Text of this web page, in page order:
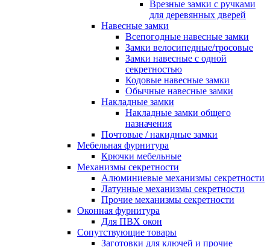
Врезные замки с ручками
для деревянных дверей
Навесные замки
Всепогодные навесные замки
Замки велосипедные/тросовые
Замки навесные с одной
секретностью
Кодовые навесные замки
Обычные навесные замки
Накладные замки
Накладные замки общего
назначения
Почтовые / накидные замки
Мебельная фурнитура
Крючки мебельные
Механизмы секретности
Алюминиевые механизмы секретности
Латунные механизмы секретности
Прочие механизмы секретности
Оконная фурнитура
Для ПВХ окон
Сопутствующие товары
Заготовки для ключей и прочие